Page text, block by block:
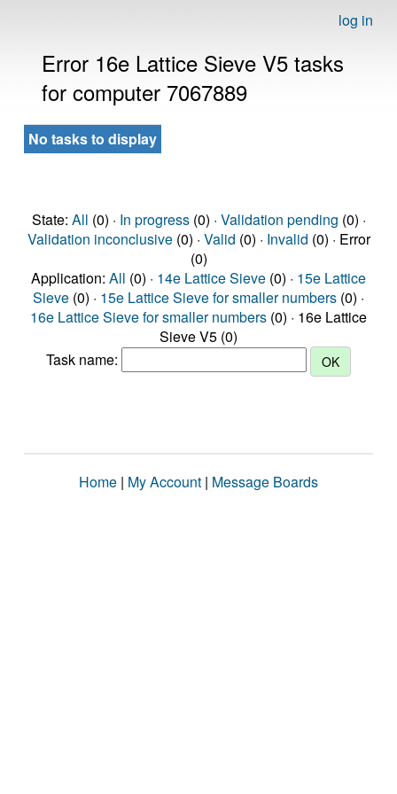
log in
Error 16e Lattice Sieve V5 tasks
for computer 7067889
No tasks to display
State: All (0) · In progress(0) · Validation pending (0) ·
Validation inconclusive(0) · Valid (0) · Invalid (0) · Error
(0)
Application: All (0) · 14e Lattice Sieve (0) · 15e Lattice
Sieve (0) · 15e Lattice Sieve for smaller numbers (0) ·
16e Lattice Sieve for smaller numbers (0) · 16e Lattice
Sieve V5 (0)
Task name:
Home | My Account | Message Boards